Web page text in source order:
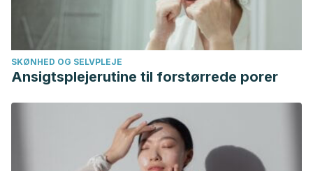
SKØNHED OG SELVPLEJE
Ansigtsplejerutine til forstørrede porer